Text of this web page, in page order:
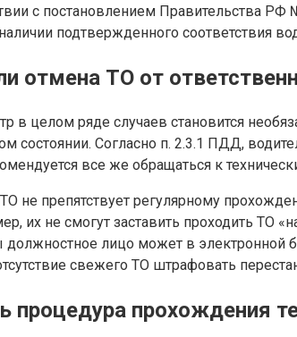
с постановлением Правительства
подтвержденного соответствия
отмена ТО от
в целом ряде случаев становится
состоянии. Согласно п. 2.3.1 ПДД,
все же обращаться к
не препятствует регулярному
их не смогут заставить проходить ТО
должностное лицо может в
свежего ТО штрафовать
процедура прохождения